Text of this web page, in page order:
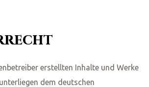
erstellten Inhalte und Werke
dem deutschen